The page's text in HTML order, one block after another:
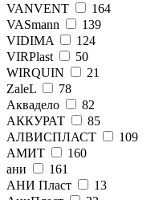
VANVENT
164
VASmann
139
VIDIMA
124
VIRPlast
50
WIRQUIN
21
ZaleL
78
Аквадело
82
АККУРАТ
85
АЛВИСПЛАСТ
109
АМИТ
160
ани
161
АНИ Пласт
13